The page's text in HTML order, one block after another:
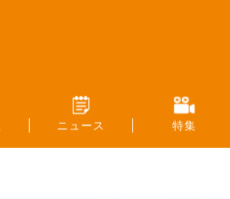
ニュース 特集